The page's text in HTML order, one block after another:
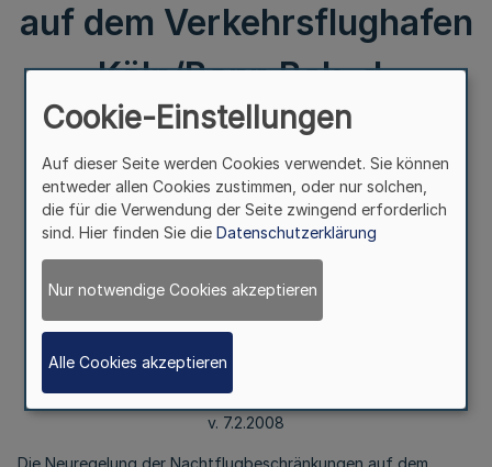
auf dem Verkehrsflughafen
Köln/Bonn Bek. d.
Ministeriums für Bauen
und Verkehr – II A 3–31–
21/1(4)2 v. 7.2.2008
Nachtflugbeschränkungen auf dem Verkehrsflughafen
Bek. d. Ministeriums für Bauen und Verkehr – II A 3–31–21/1(4)2
v. 7.2.2008
Die Neuregelung der Nachtflugbeschränkungen auf dem
Cookie-Einstellungen
Auf dieser Seite werden Cookies verwendet. Sie können
entweder allen Cookies zustimmen, oder nur solchen,
die für die Verwendung der Seite zwingend erforderlich
sind. Hier finden Sie die Datenschutzerklärung
Nur notwendige Cookies akzeptieren
Alle Cookies akzeptieren